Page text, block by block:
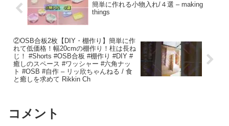
簡単に作れる小物入れ/４選 – making
things
②OSB合板2枚【DIY・棚作り】簡単に作
れて低価格！幅20cmの棚作り！柱は長ね
じ！ #Shorts #OSB合板 #棚作り #DIY #
癒しのスペース #ワッシャー #六角ナッ
ト #OSB #自作 – リッ欣ちゃんねる / 食
と癒しを求めて Rikkin Ch
コメント